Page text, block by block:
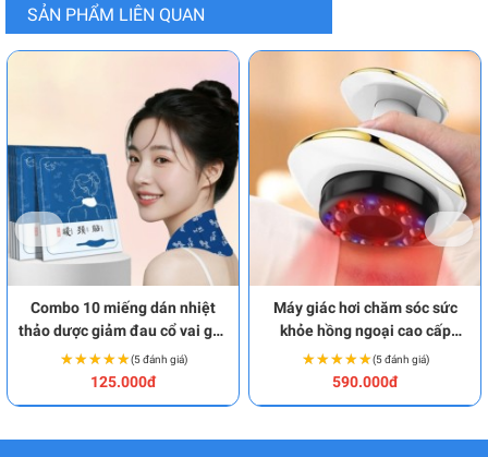
SẢN PHẨM LIÊN QUAN
Combo 10 miếng dán nhiệt
thảo dược giảm đau cổ vai gáy
an toàn BA1872
★★★★★
★★★★★(5 đánh giá)
125.000đ
Máy giác hơi chăm sóc sức
khỏe hồng ngoại cao cấp
BA1869
★★★★★
★★★★★(5 đánh giá)
590.000đ